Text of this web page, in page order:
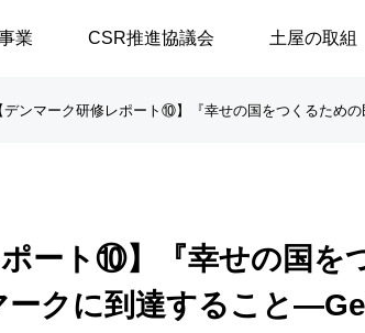
業 CSR推進協議会 土屋の取組
【高浜代表×浅野史郎先生】
連続対談シリーズ第2回 ～
／安積
デンマーク研修レポート⑩】『幸せの国をつくるため
ポート⑩】『幸せの国を
ークに到達すること